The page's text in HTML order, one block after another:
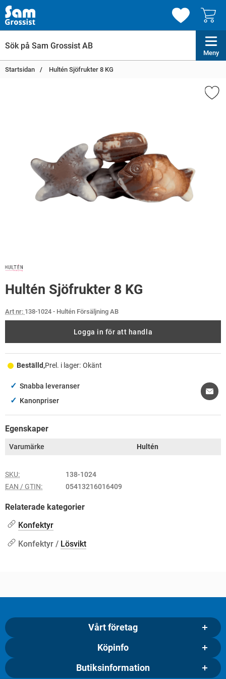
Meny
Startsidan Hultén Sjöfrukter 8 KG
Hultén Sjöfrukter 8 KG
Art nr: 138-1024 - Hultén Försäljning AB
Logga in för att handla
Beställd,Prel. i lager: Okänt
✓ Snabba leveranser
✓ Kanonpriser
Egenskaper
Varumärke Hultén
SKU:
138-1024
EAN / GTIN:
05413216016409
Relaterade kategorier
Konfektyr
Konfektyr / Lösvikt
Vårt företag
Köpinfo
Butiksinformation